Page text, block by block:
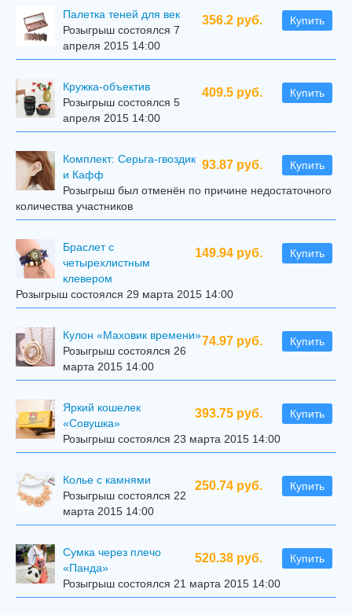
356.2 руб. Купить
Палетка теней для век
Розыгрыш состоялся 7
апреля 2015 14:00
409.5 руб. Купить
Кружка-объектив
Розыгрыш состоялся 5
апреля 2015 14:00
93.87 руб. Купить
Комплект: Серьга-гвоздик
и Кафф
Розыгрыш был отменён по причине недостаточного
количества участников
149.94 руб. Купить
Браслет с
четырехлистным
клевером
Розыгрыш состоялся 29 марта 2015 14:00
74.97 руб. Купить
Кулон «Маховик времени»
Розыгрыш состоялся 26
марта 2015 14:00
393.75 руб. Купить
Яркий кошелек
«Совушка»
Розыгрыш состоялся 23 марта 2015 14:00
250.74 руб. Купить
Колье с камнями
Розыгрыш состоялся 22
марта 2015 14:00
520.38 руб. Купить
Сумка через плечо
«Панда»
Розыгрыш состоялся 21 марта 2015 14:00